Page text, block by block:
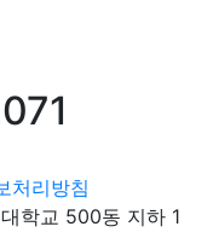
처리방침
학교 500동 지하 1